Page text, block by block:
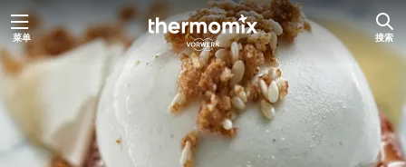
跳
至
内
容
菜单 搜索